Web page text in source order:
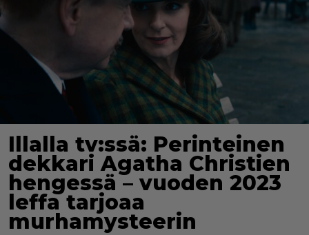
Illalla tv:ssä: Perinteinen
dekkari Agatha Christien
hengessä – vuoden 2023
leffa tarjoaa
murhamysteerin